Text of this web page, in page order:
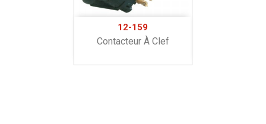
12-159
Contacteur À Clef